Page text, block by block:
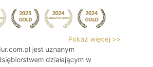
Pokaż więcej >>
jest uznanym
działającym w